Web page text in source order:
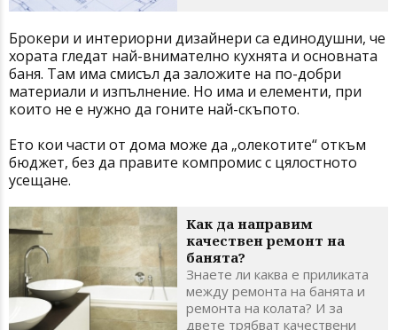
Брокери и интериорни дизайнери са единодушни, че
хората гледат най-внимателно кухнята и основната
баня. Там има смисъл да заложите на по-добри
материали и изпълнение. Но има и елементи, при
които не е нужно да гоните най-скъпото.
Ето кои части от дома може да „олекотите“ откъм
бюджет, без да правите компромис с цялостното
усещане.
Как да направим
качествен ремонт на
банята?
Знаете ли каква е приликата
между ремонта на банята и
ремонта на колата? И за
двете трябват качествени